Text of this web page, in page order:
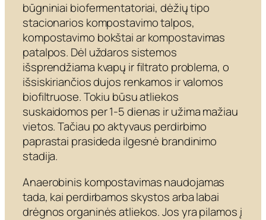
būgniniai biofermentatoriai, dėžių tipo
stacionarios kompostavimo talpos,
kompostavimo bokštai ar kompostavimas
patalpos. Dėl uždaros sistemos
išsprendžiama kvapų ir filtrato problema, o
išsiskiriančios dujos renkamos ir valomos
biofiltruose. Tokiu būsu atliekos
suskaidomos per 1-5 dienas ir užima mažiau
vietos. Tačiau po aktyvaus perdirbimo
paprastai prasideda ilgesnė brandinimo
stadija.
Anaerobinis kompostavimas naudojamas
tada, kai perdirbamos skystos arba labai
drėgnos organinės atliekos. Jos yra pilamos į